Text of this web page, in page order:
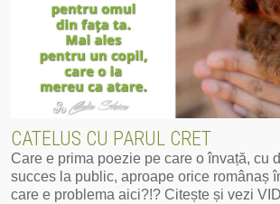
CATELUS CU PARUL CRET
Care e prima poezie pe care o învață, cu
succes la public, aproape orice românaș
care e problema aici?!? Citește și vezi